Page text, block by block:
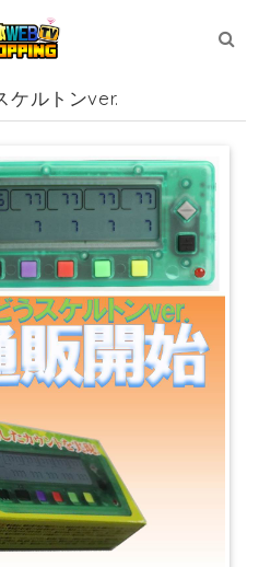
ルトンver.